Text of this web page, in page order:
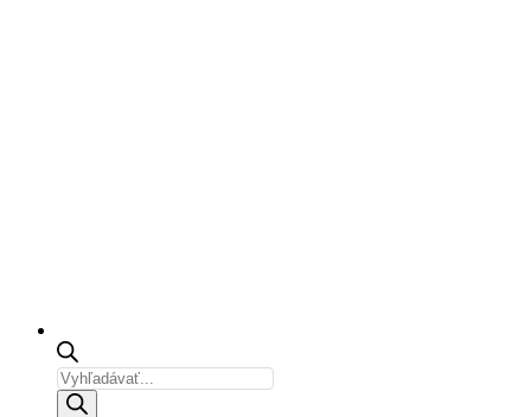
Products
search